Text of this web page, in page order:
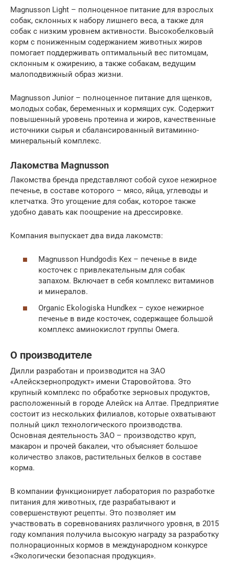
Magnusson Light – полноценное питание для взрослых
собак, склонных к набору лишнего веса, а также для
собак с низким уровнем активности. Высокобелковый
корм с пониженным содержанием животных жиров
помогает поддерживать оптимальный вес питомцам,
склонным к ожирению, а также собакам, ведущим
малоподвижный образ жизни.
Magnusson Junior – полноценное питание для щенков,
молодых собак, беременных и кормящих сук. Содержит
повышенный уровень протеина и жиров, качественные
источники сырья и сбалансированный витаминно-
минеральный комплекс.
Лакомства Magnusson
Лакомства бренда представляют собой сухое нежирное
печенье, в составе которого – мясо, яйца, углеводы и
клетчатка. Это угощение для собак, которое также
удобно давать как поощрение на дрессировке.
Компания выпускает два вида лакомств:
Magnusson Hundgodis Kex – печенье в виде
косточек с привлекательным для собак
запахом. Включает в себя комплекс витаминов
и минералов.
Organic Ekologiska Hundkex – сухое нежирное
печенье в виде косточек, содержащее большой
комплекс аминокислот группы Омега.
О производителе
Дилли разработан и производится на ЗАО
«Алейскзернопродукт» имени Старовойтова. Это
крупный комплекс по обработке зерновых продуктов,
расположенный в городе Алейск на Алтае. Предприятие
состоит из нескольких филиалов, которые охватывают
полный цикл технологического производства.
Основная деятельность ЗАО – производство круп,
макарон и прочей бакалеи, что объясняет большое
количество злаков, растительных белков в составе
корма.
В компании функционирует лаборатория по разработке
питания для животных, где разрабатывают и
совершенствуют рецепты. Это позволяет им
участвовать в соревнованиях различного уровня, в 2015
году компания получила высокую награду за разработку
полнорационных кормов в международном конкурсе
«Экологически безопасная продукция».